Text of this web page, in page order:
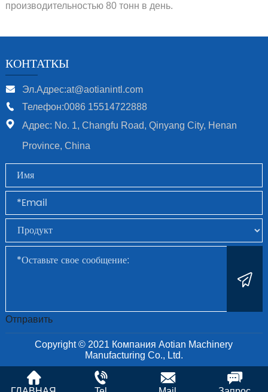
производительностью 80 тонн в день.
КОНТАТКЫ
Эл.Адрес:at@aotianintl.com
Телефон:0086 15514722888
Адрес: No. 1, Changfu Road, Qinyang City, Henan
Province, China
Отправить
Copyright © 2021 Компания Aotian Machinery
Manufacturing Co., Ltd.